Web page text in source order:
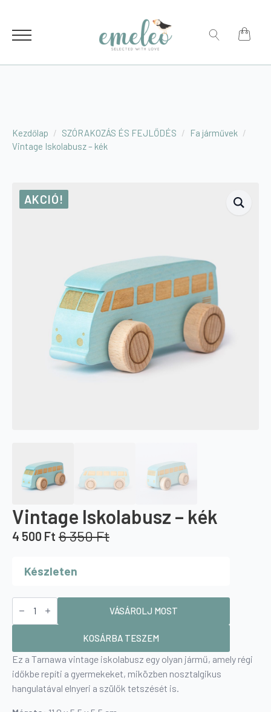
Kezdőlap SZÓRAKOZÁS ÉS FEJLŐDÉS
Fa járművek
Vintage Iskolabusz – kék
AKCIÓ!
Vintage Iskolabusz – kék
6 350Ft
Original
was:
350 Ft.
4 500 Ft
Current
500 Ft.
Készleten
Vintage
Iskolabusz
kék
VÁSÁROLJ MOST
KOSÁRBA TESZEM
Ez a Tarnawa vintage iskolabusz egy olyan jármű, amely régi
időkbe repíti a gyermekeket, miközben nosztalgikus
hangulatával elnyeri a szülők tetszését is.